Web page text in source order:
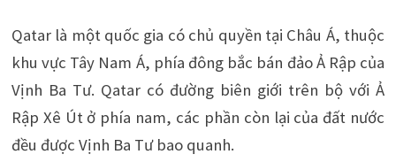
Qatar là một quốc gia có chủ quyền tại Châu Á, thuộc
khu vực Tây Nam Á, phía đông bắc bán đảo Ả Rập của
Vịnh Ba Tư. Qatar có đường biên giới trên bộ với Ả
Rập Xê Út ở phía nam, các phần còn lại của đất nước
đều được Vịnh Ba Tư bao quanh.